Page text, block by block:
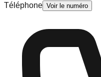
Téléphone Voir le numéro